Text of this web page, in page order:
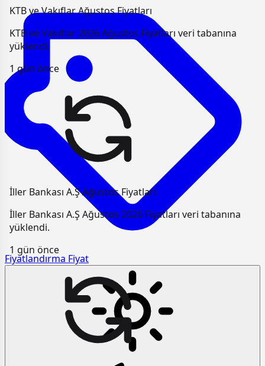
Fiyatlandırma Fiyat
KTB ve Vakıflar Ağustos Fiyatları
KTB ve Vakıflar 2026 Ağustos Fiyatları veri tabanına
yüklendi.
1 gün önce
İller Bankası A.Ş Ağustos Fiyatları
İller Bankası A.Ş Ağustos 2026 Fiyatları veri tabanına
yüklendi.
1 gün önce